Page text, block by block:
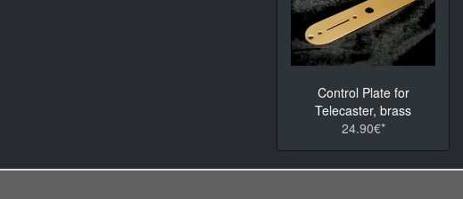
Control Plate for
Telecaster, brass
24.90€*